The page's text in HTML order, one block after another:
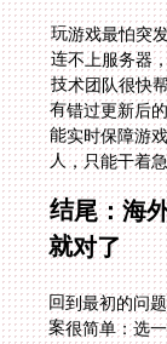
玩游戏最怕突
连不上服务器
技术团队很快
有错过更新后
能实时保障游
人，只能干着
结尾：海
就对了
回到最初的问
案很简单：选